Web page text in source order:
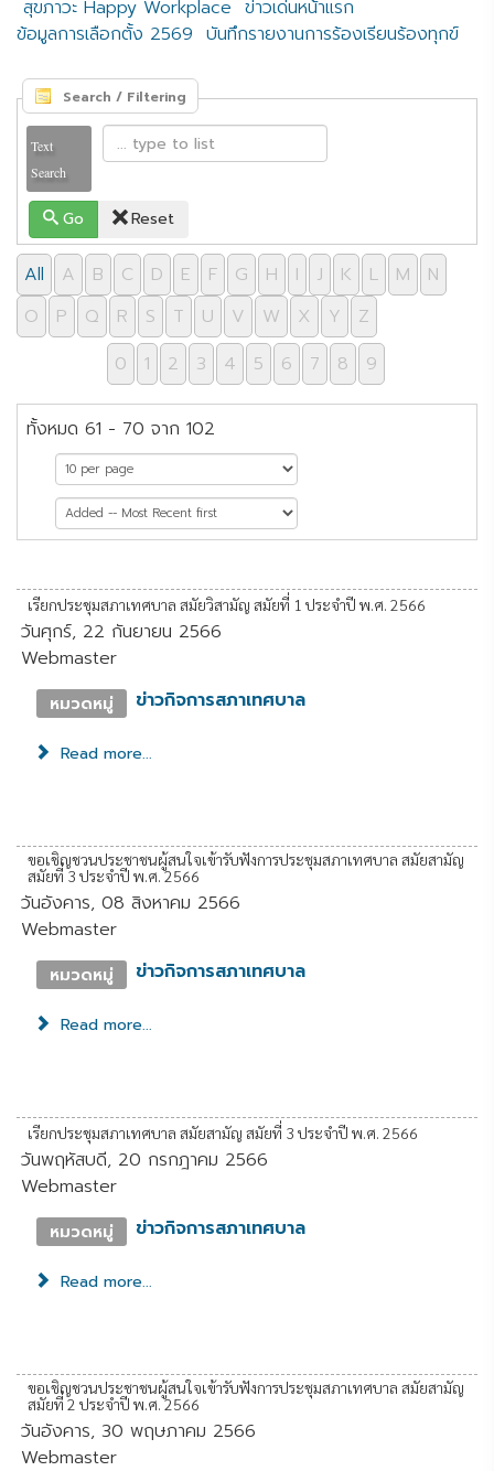
สุขภาวะ Happy Workplace ข่าวเด่นหน้าแรก
ข้อมูลการเลือกตั้ง 2569 บันทึกรายงานการร้องเรียนร้องทุกข์
Search / Filtering
Text
Search
Go Reset
All A B C D E F G H I J K L M
N
O
P Q R S T U V W X Y
Z
0
1 2 3 4 5 6 7 8 9
ทั้งหมด 61 - 70 จาก 102
เรียกประชุมสภาเทศบาล สมัยวิสามัญ สมัยที่ 1 ประจำปี พ.ศ. 2566
วันศุกร์, 22 กันยายน 2566
Webmaster
หมวดหมู่ ข่าวกิจการสภาเทศบาล
Read more...
ขอเชิญชวนประชาชนผู้สนใจเข้ารับฟังการประชุมสภาเทศบาล สมัยสามัญ
สมัยที่ 3 ประจำปี พ.ศ. 2566
วันอังคาร, 08 สิงหาคม 2566
Webmaster
หมวดหมู่ ข่าวกิจการสภาเทศบาล
Read more...
เรียกประชุมสภาเทศบาล สมัยสามัญ สมัยที่ 3 ประจำปี พ.ศ. 2566
วันพฤหัสบดี, 20 กรกฎาคม 2566
Webmaster
หมวดหมู่ ข่าวกิจการสภาเทศบาล
Read more...
ขอเชิญชวนประชาชนผู้สนใจเข้ารับฟังการประชุมสภาเทศบาล สมัยสามัญ
สมัยที่ 2 ประจำปี พ.ศ. 2566
วันอังคาร, 30 พฤษภาคม 2566
Webmaster